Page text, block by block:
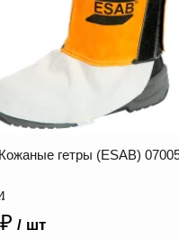
Кожаные гетры (ESAB)
₽ / шт